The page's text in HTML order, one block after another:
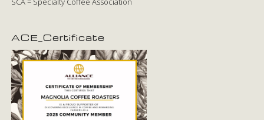
ACE_Certificate